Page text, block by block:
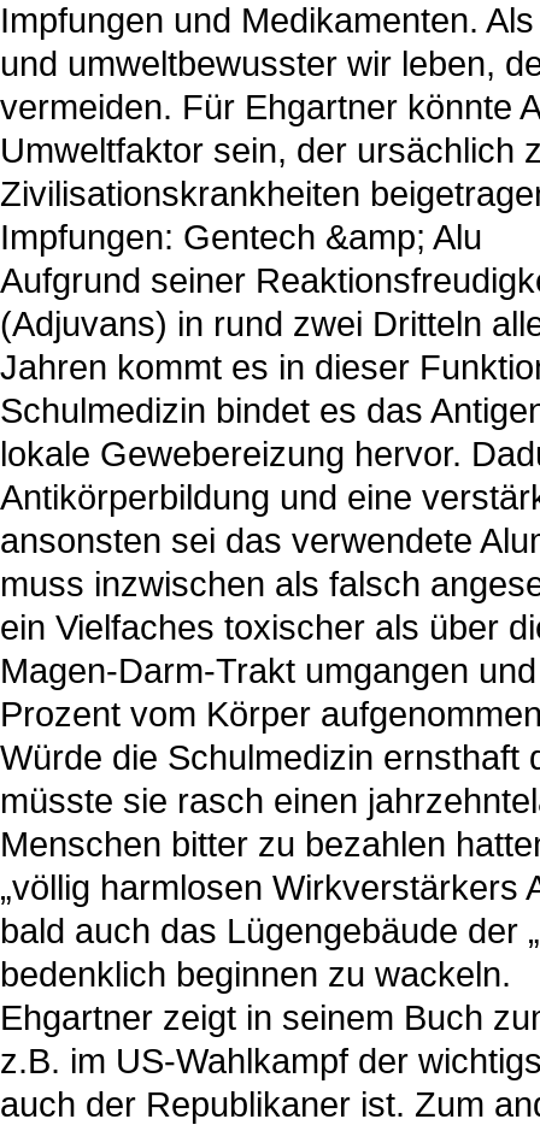
Impfungen und Medikamenten.
und umweltbewusster wir leben,
vermeiden. Für Ehgartner könnte
Umweltfaktor sein, der ursächlich
Zivilisationskrankheiten
Impfungen: Gentech &amp; Alu
Aufgrund seiner
(Adjuvans) in rund zwei Dritteln
Jahren kommt es in dieser
Schulmedizin bindet es das
lokale Gewebereizung hervor.
Antikörperbildung und eine
ansonsten sei das verwendete
muss inzwischen als falsch
ein Vielfaches toxischer als über
Magen-Darm-Trakt umgangen
Prozent vom Körper
Würde die Schulmedizin
müsste sie rasch einen
Menschen bitter zu bezahlen
„völlig harmlosen Wirkverstärkers
bald auch das Lügengebäude der
bedenklich beginnen zu wackeln.
Ehgartner zeigt in seinem Buch
z.B. im US-Wahlkampf der
auch der Republikaner ist. Zum